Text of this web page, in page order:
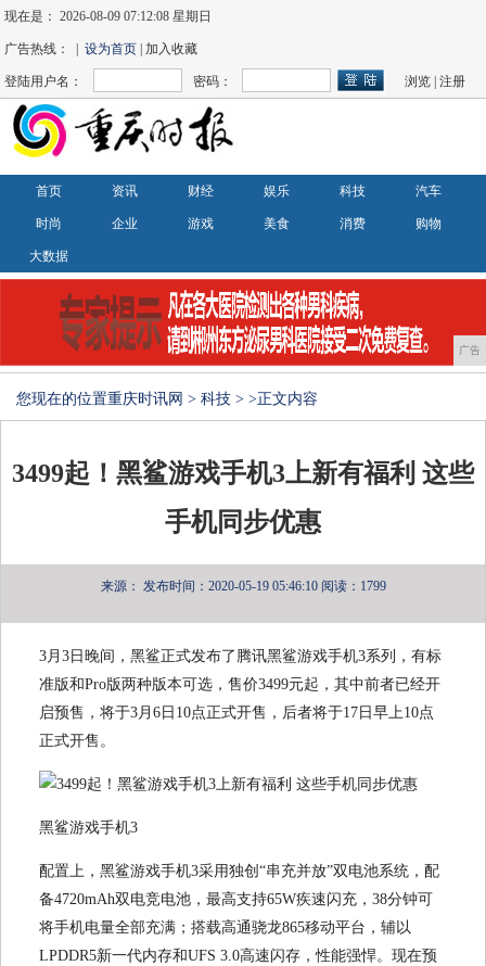
现在是：2026-08-09 07:12:08 星期日
广告热线： |设为首页 | 加入收藏
登陆用户名： 密码： 浏览 |注册
首页 资讯 财经 娱乐 科技 汽车
时尚 企业 游戏 美食 消费 购物
大数据
广告
您现在的位置重庆时讯网 > 科技 > >正文内容
3499起！黑鲨游戏手机3上新有福利 这些
手机同步优惠
来源： 发布时间：2020-05-19 05:46:10 阅读：1799
3月3日晚间，黑鲨正式发布了腾讯黑鲨游戏手机3系列，有标
准版和Pro版两种版本可选，售价3499元起，其中前者已经开
启预售，将于3月6日10点正式开售，后者将于17日早上10点
正式开售。
黑鲨游戏手机3
配置上，黑鲨游戏手机3采用独创“串充并放”双电池系统，配
备4720mAh双电竞电池，最高支持65W疾速闪充，38分钟可
将手机电量全部充满；搭载高通骁龙865移动平台，辅以
LPDDR5新一代内存和UFS 3.0高速闪存，性能强悍。现在预